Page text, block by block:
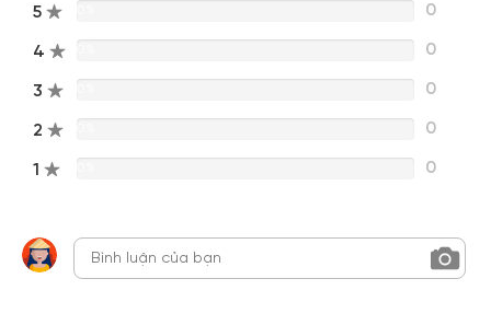
5 0
4 0
3 0
2 0
1 0